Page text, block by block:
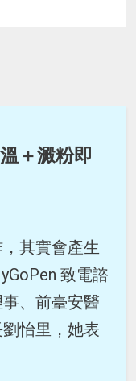
＋澱粉即
其實會產生
致電諮
、前臺安醫
怡里，她表